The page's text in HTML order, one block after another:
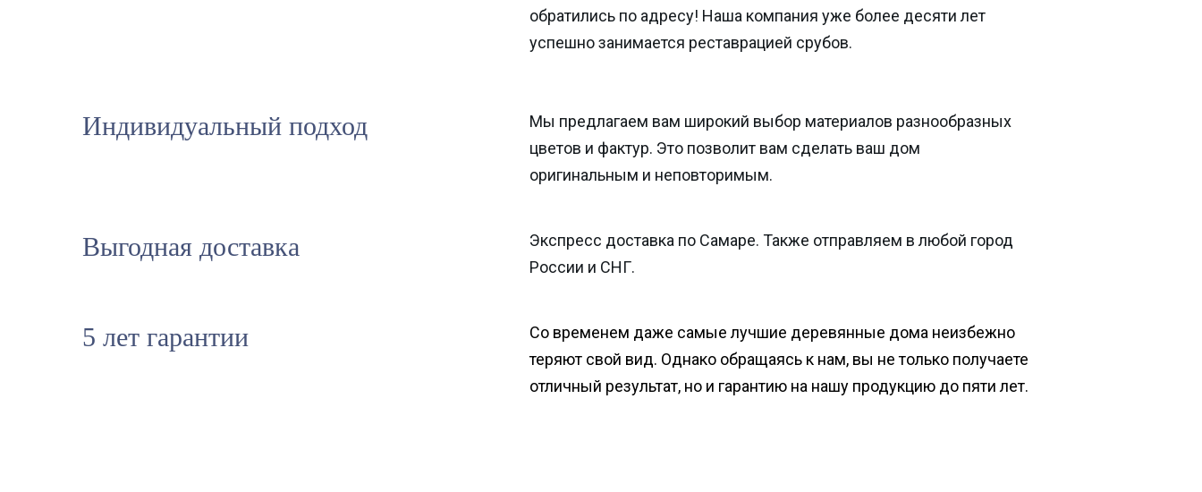
обратились по адресу! Наша компания уже более десяти лет
успешно занимается реставрацией срубов.
Индивидуальный подход
Мы предлагаем вам широкий выбор материалов разнообразных
цветов и фактур. Это позволит вам сделать ваш дом
оригинальным и неповторимым.
Выгодная доставка
Экспресс доставка по Самаре. Также отправляем в любой город
России и СНГ.
5 лет гарантии
Со временем даже самые лучшие деревянные дома неизбежно
теряют свой вид. Однако обращаясь к нам, вы не только получаете
отличный результат, но и гарантию на нашу продукцию до пяти лет.